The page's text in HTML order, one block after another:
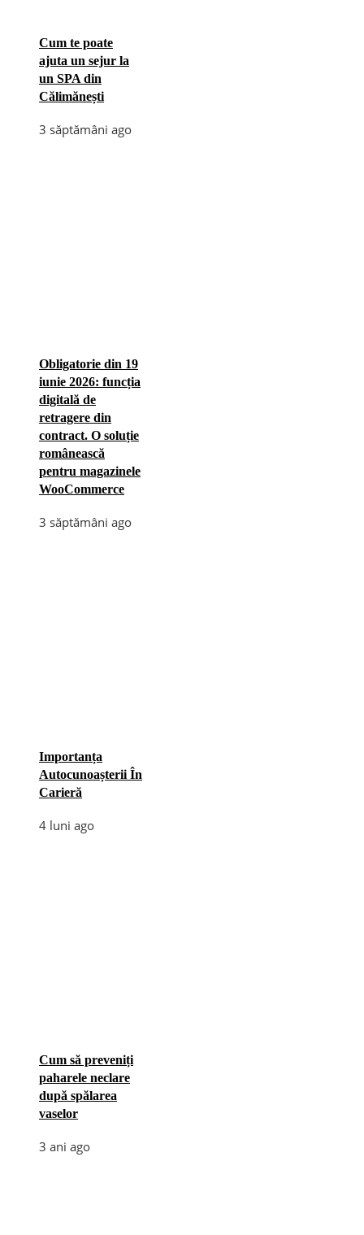
Cum te poate
ajuta un sejur la
un SPA din
Călimănești
3 săptămâni ago
Obligatorie din 19
iunie 2026: funcția
digitală de
retragere din
contract. O soluție
românească
pentru magazinele
WooCommerce
3 săptămâni ago
Importanța
Autocunoașterii În
Carieră
4 luni ago
Cum să preveniți
paharele neclare
după spălarea
vaselor
3 ani ago